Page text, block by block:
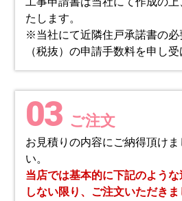
たします。
※当社にて近隣住戸承諾書の必
（税抜）の申請手数料を申し受
03 ご注文
お見積りの内容にご納得頂け
い。
当店では基本的に下記のよう
しない限り、ご注文いただき